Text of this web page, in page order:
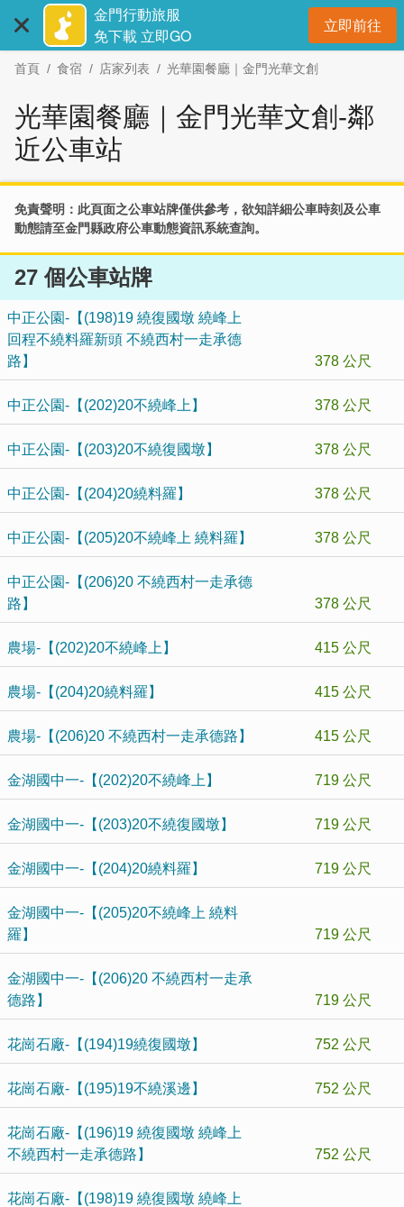
主
金門行動旅服
免下載 立即GO
立即前往開
首頁 食宿 店家列表 光華園餐廳｜金門光華文創
光華園餐廳｜金門光華文創-鄰
近公車站
免責聲明：此頁面之公車站牌僅供參考，欲知詳細公車時刻及公車
動態請至金門縣政府公車動態資訊系統查詢。
27 個公車站牌
中正公園-【(198)19 繞復國墩 繞峰上
回程不繞料羅新頭 不繞西村一走承德
路】
378 公尺
中正公園-【(202)20不繞峰上】 378 公尺
中正公園-【(203)20不繞復國墩】 378 公尺
中正公園-【(204)20繞料羅】 378 公尺
中正公園-【(205)20不繞峰上 繞料羅】 378 公尺
中正公園-【(206)20 不繞西村一走承德
路】
378 公尺
農場-【(202)20不繞峰上】 415 公尺
農場-【(204)20繞料羅】 415 公尺
農場-【(206)20 不繞西村一走承德路】 415 公尺
金湖國中一-【(202)20不繞峰上】 719 公尺
金湖國中一-【(203)20不繞復國墩】 719 公尺
金湖國中一-【(204)20繞料羅】 719 公尺
金湖國中一-【(205)20不繞峰上 繞料
羅】
719 公尺
金湖國中一-【(206)20 不繞西村一走承
德路】
719 公尺
花崗石廠-【(194)19繞復國墩】 752 公尺
花崗石廠-【(195)19不繞溪邊】 752 公尺
花崗石廠-【(196)19 繞復國墩 繞峰上
不繞西村一走承德路】
752 公尺
花崗石廠-【(198)19 繞復國墩 繞峰上